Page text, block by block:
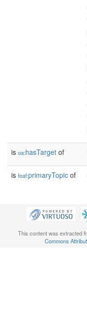
is oa:hasTarget of
is foaf:primaryTopic of
This content was extracted
Commons